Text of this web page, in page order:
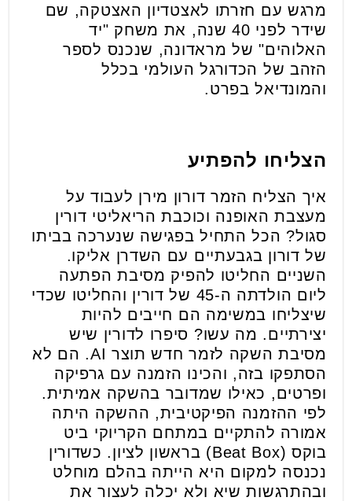
מרגש עם חזרתו לאצטדיון האצטקה, שם
שידר לפני 40 שנה, את משחק "יד
האלוהים" של מראדונה, שנכנס לספר
הזהב של הכדורגל העולמי בכלל
והמונדיאל בפרט.
הצליחו להפתיע
איך הצליח הזמר דורון מירן לעבוד על
מעצבת האופנה וכוכבת הריאליטי דורין
סגול? הכל התחיל בפגישה שנערכה בביתו
של דורון בגבעתיים עם השדרן אליקו.
השניים החליטו להפיק מסיבת הפתעה
ליום הולדתה ה-45 של דורין והחליטו שכדי
שיצליחו במשימה הם חייבים להיות
יצירתיים. מה עשו? סיפרו לדורין שיש
מסיבת השקה לזמר חדש תוצר AI. הם לא
הסתפקו בזה, והכינו הזמנה עם גרפיקה
ופרטים, כאילו שמדובר בהשקה אמיתית.
לפי ההזמנה הפיקטיבית, ההשקה היתה
אמורה להתקיים במתחם הקריוקי ביט
בוקס (Beat Box) בראשון לציון. כשדורין
נכנסה למקום היא הייתה בהלם מוחלט
ובהתרגשות שיא ולא יכלה לעצור את